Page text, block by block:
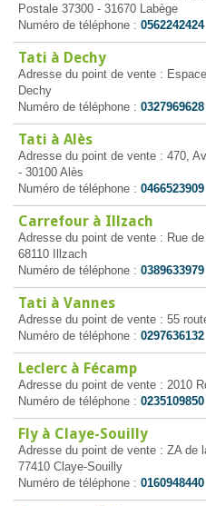
Postale 37300 - 31670 Labège
Numéro de téléphone : 0562242424
Tati à Dechy
Adresse du point de vente :
Dechy
Numéro de téléphone : 0327969628
Tati à Alès
Adresse du point de vente : 470,
- 30100 Alès
Numéro de téléphone : 0466523909
Carrefour à Illzach
Adresse du point de vente : Rue
68110 Illzach
Numéro de téléphone : 0389633979
Tati à Vannes
Adresse du point de vente : 55
Numéro de téléphone : 0297636132
Leclerc à Fécamp
Adresse du point de vente : 2010
Numéro de téléphone : 0235109850
Fly à Claye-Souilly
Adresse du point de vente : ZA de
77410 Claye-Souilly
Numéro de téléphone : 0160948440